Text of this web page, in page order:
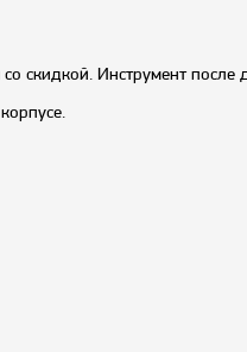
скидкой. Инструмент